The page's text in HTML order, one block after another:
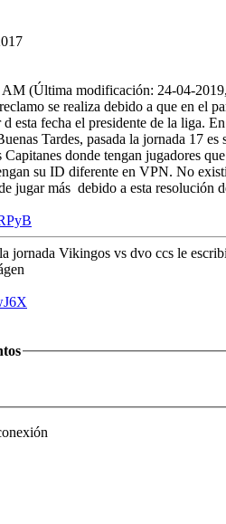
AM (Última modificación: 24-04-
se realiza debido a que en el
d esta fecha el presidente de la liga.
Tardes, pasada la jornada 17
Capitanes donde tengan jugadores
su ID diferente en VPN. No
jugar más debido a esta resolución
jornada Vikingos vs dvo ccs le